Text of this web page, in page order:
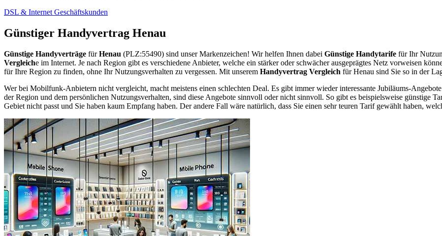
DSL & Internet Geschäftskunden
Günstiger Handyvertrag Henau
Günstige Handyverträge fürHenau (PLZ:55490) sind unser Markenzeichen! Wir helfen Ihnen dabei Günstige Handytarife für Ihr
Vergleiche im Internet. Je nach Region gibt es verschiedene Anbieter, welche ein stärker oder schwächer ausgeprägtes Netz vorweisen
für Ihre Region zu finden, ohne Ihr Nutzungsverhalten zu vergessen. Mit unserem Handyvertrag Vergleich für Henau sind Sie so in der
Wer bei Mobilfunk-Anbietern nicht vergleicht, macht meistens einen schlechten Deal. Es gibt immer wieder interessante Jubiläums-
der Region und dem persönlichen Nutzungsverhalten, sind diese Angebote sinnvoll oder nicht sinnvoll. So gibt es beispielsweise günstige
Gebiet nicht passt und Sie haben kaum Empfang haben. Der andere Fall wäre natürlich, dass Sie einen sehr teuren Tarif gewählt haben,